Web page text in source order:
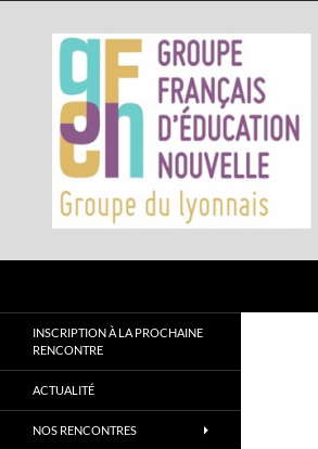
"Tous capable !"
INSCRIPTION À LA PROCHAINE
RENCONTRE
ACTUALITÉ
NOS RENCONTRES